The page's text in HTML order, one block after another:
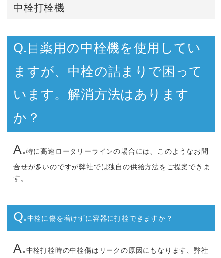
中栓打栓機
Q.目薬用の中栓機を使用してい
ますが、中栓の詰まりで困って
います。解消方法はあります
か？
A.特に高速ロータリーラインの場合には、このようなお問
合せが多いのですが弊社では独自の供給方法をご提案できま
す。
Q.中栓に傷を着けずに容器に打栓できますか？
A.中栓打栓時の中栓傷はリークの原因にもなります、弊社